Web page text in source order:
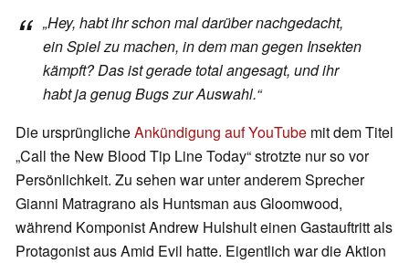
„Hey, habt ihr schon mal darüber nachgedacht,
ein Spiel zu machen, in dem man gegen Insekten
kämpft? Das ist gerade total angesagt, und ihr
habt ja genug Bugs zur Auswahl.“
Die ursprünglicheAnkündigung auf YouTube mit dem Titel
„Call the New Blood Tip Line Today“ strotzte nur so vor
Persönlichkeit. Zu sehen war unter anderem Sprecher
Gianni Matragrano als Huntsman aus Gloomwood,
während Komponist Andrew Hulshult einen Gastauftritt als
Protagonist aus Amid Evil hatte. Eigentlich war die Aktion